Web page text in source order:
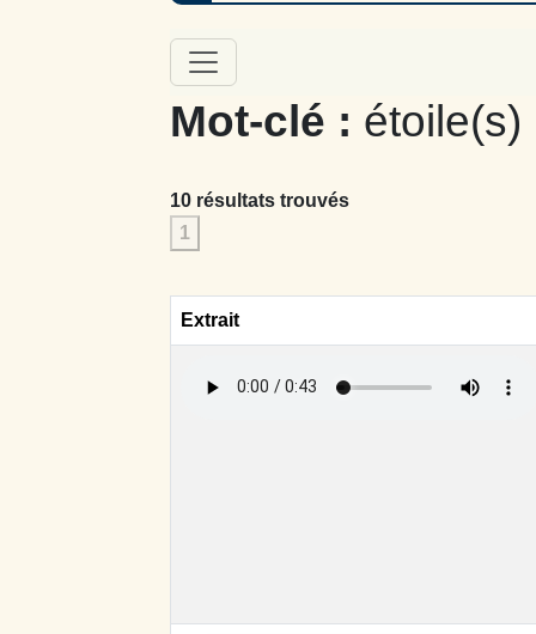
Mot-clé : étoile(s)
10 résultats trouvés
1
Extrait